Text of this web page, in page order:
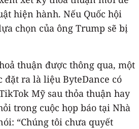
hiện hành. Nếu Quốc hội
chọn của ông Trump sẽ bị
thuận được thông qua, một
đặt ra là liệu ByteDance có
Mỹ sau thỏa thuận hay
trong cuộc họp báo tại Nhà
“Chúng tôi chưa quyết